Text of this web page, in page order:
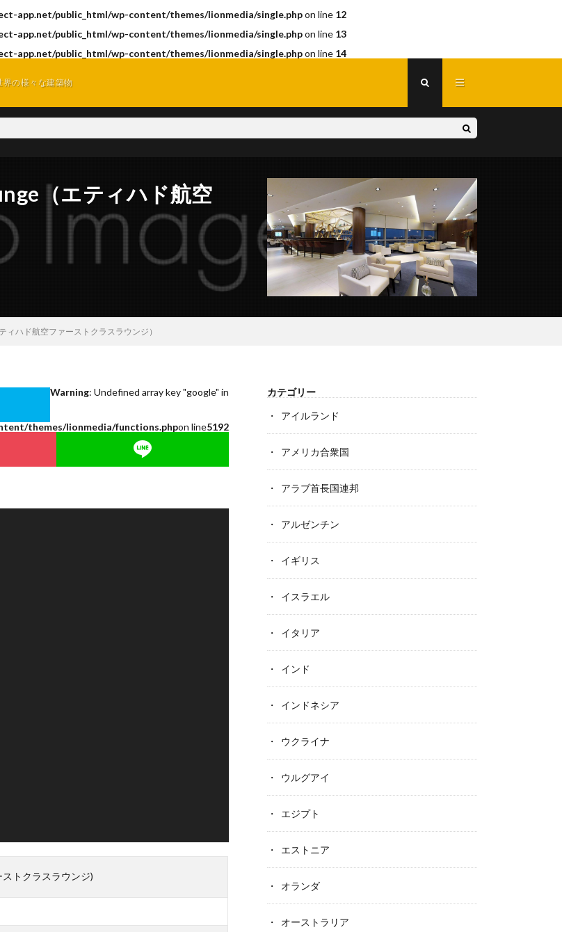
app.net/public_html/wp-content/themes/lionmedia/single.phpon line 12
app.net/public_html/wp-content/themes/lionmedia/single.phpon line 13
app.net/public_html/wp-content/themes/lionmedia/single.phpon line 14
界の様々な建築物
（エティハド航空
ィハド航空ファーストクラスラウンジ）
Warning: Undefined array key "google" in
themes/lionmedia/functions.phpon line5192
トクラスラウンジ)
カテゴリー
アイルランド
アメリカ合衆国
アラブ首長国連邦
アルゼンチン
イギリス
イスラエル
イタリア
インド
インドネシア
ウクライナ
ウルグアイ
エジプト
エストニア
オランダ
オーストラリア